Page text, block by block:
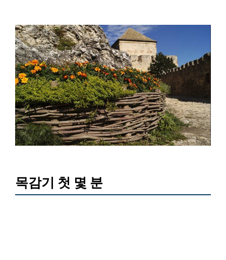
목감기 첫 몇 분